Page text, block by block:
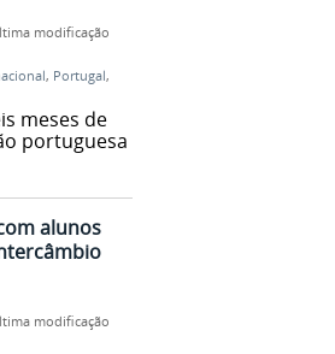
modificação
, Portugal,
meses de
portuguesa
alunos
modificação